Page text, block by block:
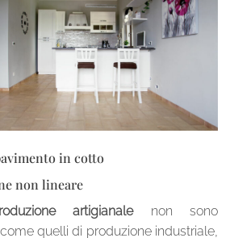
in cotto
non lineare
artigianalenon sono
quelli di produzione industriale,